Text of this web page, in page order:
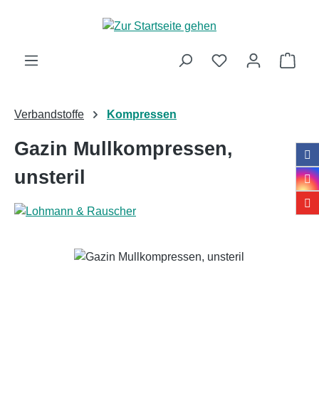
Zum Hauptinhalt springen
Verbandstoffe Kompressen
Gazin Mullkompressen,
unsteril
Bildergalerie überspringen